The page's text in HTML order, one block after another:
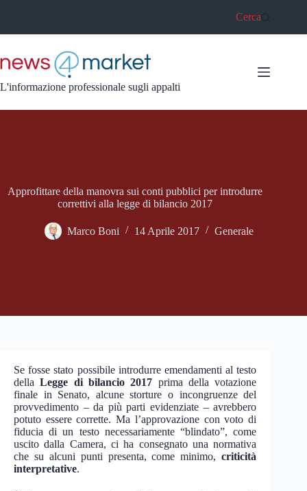
Cerca
L'informazione professionale sugli appalti
Approfittare della manovra sui conti pubblici per introdurre
correttivi alla legge di bilancio 2017
Marco Boni 14 Aprile 2017 Generale
Se fosse stato possibile introdurre emendamenti al testo
dellaLegge di bilancio 2017 prima della votazione
finale in Senato, alcune storture o incongruenze del
provvedimento – da più parti evidenziate – avrebbero
potuto essere corrette. Ma l’approvazione con voto di
fiducia di un testo necessariamente “blindato”, come
uscito dalla Camera, ci ha consegnato una normativa
che su alcuni punti presenta, come minimo,criticità
interpretative.